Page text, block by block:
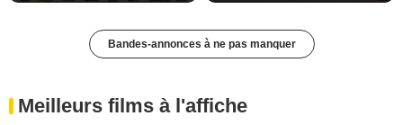
Bandes-annonces à ne pas manquer
Meilleurs films à l'affiche